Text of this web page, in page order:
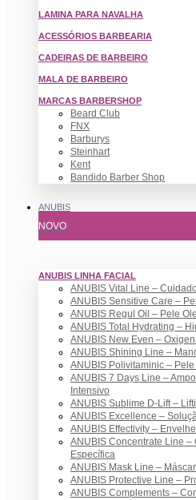
LAMINA PARA NAVALHA
ACESSÓRIOS BARBEARIA
CADEIRAS DE BARBEIRO
MALA DE BARBEIRO
MARCAS BARBERSHOP
Beard Club
FNX
Barburys
Steinhart
Kent
Bandido Barber Shop
ANUBIS
NOVO
ANUBIS LINHA FACIAL
ANUBIS Vital Line –
ANUBIS Sensitive Care –
ANUBIS Regul Oil – Pele
ANUBIS Total Hydrating –
ANUBIS New Even –
ANUBIS Shining Line –
ANUBIS Polivitaminic –
ANUBIS 7 Days Line –
Intensivo
ANUBIS Sublime D-Lift –
ANUBIS Excellence –
ANUBIS Effectivity –
ANUBIS Concentrate Line –
Específica
ANUBIS Mask Line –
ANUBIS Protective Line –
ANUBIS Complements –